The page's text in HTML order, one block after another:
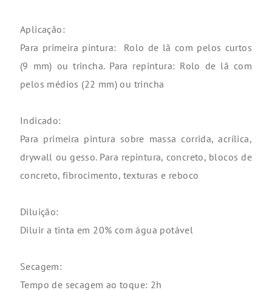
Aplicação:
Para primeira pintura: Rolo de lã com pelos curtos
(9 mm) ou trincha. Para repintura: Rolo de lã com
pelos médios (22 mm) ou trincha
Indicado:
Para primeira pintura sobre massa corrida, acrílica,
drywall ou gesso. Para repintura, concreto, blocos de
concreto, fibrocimento, texturas e reboco
Diluição:
Diluir a tinta em 20% com água potável
Secagem:
Tempo de secagem ao toque: 2h